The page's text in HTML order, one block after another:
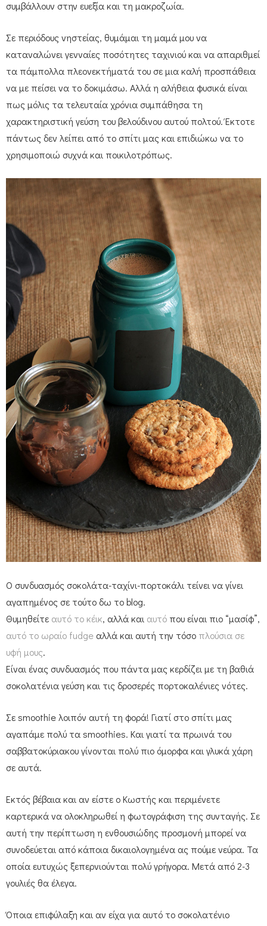
συμβάλλουν στην ευεξία και τη μακροζωία.
Σε περιόδους νηστείας, θυμάμαι τη μαμά μου να
καταναλώνει γενναίες ποσότητες ταχινιού και να απαριθμεί
τα πάμπολλα πλεονεκτήματά του σε μια καλή προσπάθεια
να με πείσει να το δοκιμάσω. Αλλά η αλήθεια φυσικά είναι
πως μόλις τα τελευταία χρόνια συμπάθησα τη
χαρακτηριστική γεύση του βελούδινου αυτού πολτού. Έκτοτε
πάντως δεν λείπει από το σπίτι μας και επιδιώκω να το
χρησιμοποιώ συχνά και ποικιλοτρόπως.
Ο συνδυασμός σοκολάτα-ταχίνι-πορτοκάλι τείνει να γίνει
αγαπημένος σε τούτο δω το blog.
Θυμηθείτε αυτό το κέικ, αλλά και αυτό που είναι πιο “μασίφ”,
αυτό το ωραίο fudge αλλά και αυτή την τόσο πλούσια σε
υφή μους.
Είναι ένας συνδυασμός που πάντα μας κερδίζει με τη βαθιά
σοκολατένια γεύση και τις δροσερές πορτοκαλένιες νότες.
Σε smoothie λοιπόν αυτή τη φορά! Γιατί στο σπίτι μας
αγαπάμε πολύ τα smoothies. Και γιατί τα πρωινά του
σαββατοκύριακου γίνονται πολύ πιο όμορφα και γλυκά χάρη
σε αυτά.
Εκτός βέβαια και αν είστε ο Κωστής και περιμένετε
καρτερικά να ολοκληρωθεί η φωτογράφιση της συνταγής. Σε
αυτή την περίπτωση η ενθουσιώδης προσμονή μπορεί να
συνοδεύεται από κάποια δικαιολογημένα ας πούμε νεύρα. Τα
οποία ευτυχώς ξεπερνιούνται πολύ γρήγορα. Μετά από 2-3
γουλιές θα έλεγα.
Όποια επιφύλαξη και αν είχα για αυτό το σοκολατένιο